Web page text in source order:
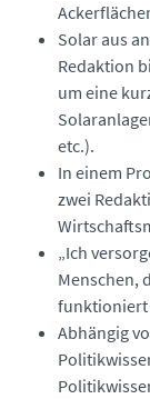
Solar aus
Redaktion
um eine
etc.).
In einem
zwei
„Ich
Menschen,
funktioniert
Abhängig